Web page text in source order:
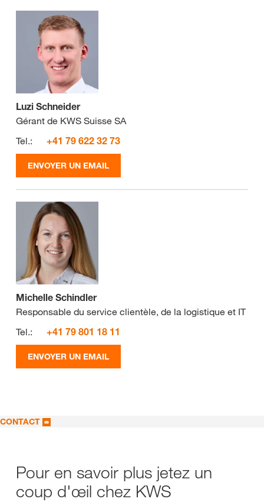
Luzi Schneider
Gérant de KWS Suisse SA
Tel.:
+41 79 622 32 73
ENVOYER UN EMAIL
Michelle Schindler
Responsable du service clientèle, de la logistique et IT
Tel.:
+41 79 801 18 11
ENVOYER UN EMAIL
CONTACT
Pour en savoir plus jetez un
coup d'œil chez KWS